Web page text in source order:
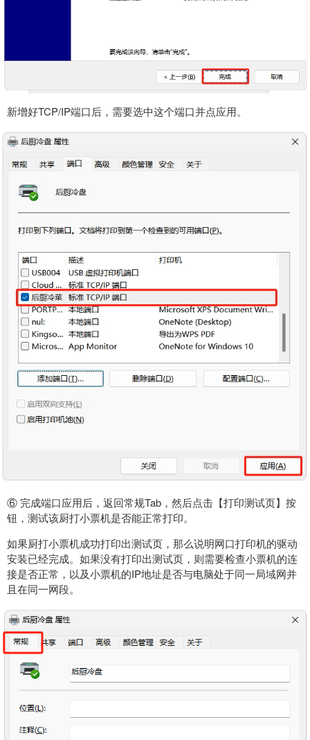
新增好TCP/IP端口后，需要选中这个端口并点应用。
⑥ 完成端口应用后，返回常规Tab，然后点击【打印测试页】按
钮，测试该厨打小票机是否能正常打印。
如果厨打小票机成功打印出测试页，那么说明网口打印机的驱动
安装已经完成。如果没有打印出测试页，则需要检查小票机的连
接是否正常，以及小票机的IP地址是否与电脑处于同一局域网并
且在同一网段。